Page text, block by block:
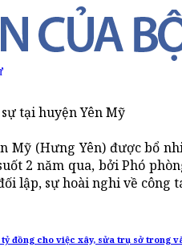
tại huyện Yên Mỹ
Mỹ (Hưng Yên) được bổ
2 năm qua, bởi Phó
lập, sự hoài nghi về công
tỷ đồng cho việc xây, sửa trụ sở trong